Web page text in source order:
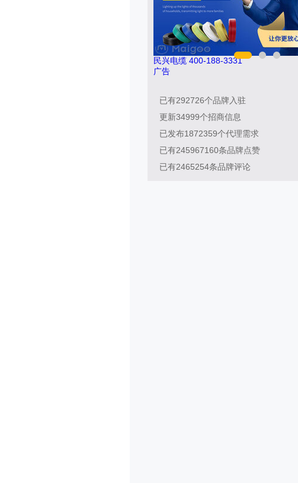
民兴电缆 400-188-3331
广告
已有292726个品牌入驻
更新34999个招商信息
已发布1872359个代理需求
已有245967160条品牌点赞
已有2465254条品牌评论